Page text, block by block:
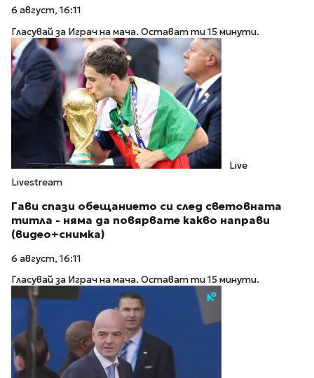
6 август, 16:11
Гласувай за Играч на мача. Остават ти 15 минути.
Live
Livestream
Гави спази обещанието си след световната
титла - няма да повярвате какво направи
(видео+снимка)
6 август, 16:11
Гласувай за Играч на мача. Остават ти 15 минути.